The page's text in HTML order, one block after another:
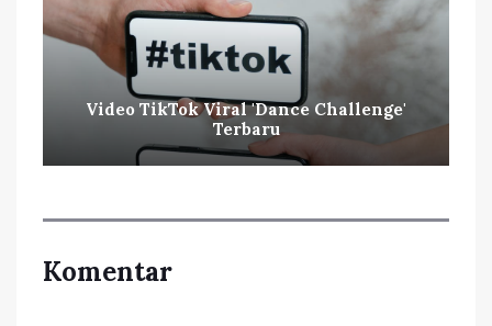
Video TikTok Viral 'Dance Challenge'
Terbaru
Komentar